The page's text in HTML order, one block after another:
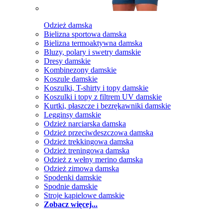
Odzież damska
Bielizna sportowa damska
Bielizna termoaktywna damska
Bluzy, polary i swetry damskie
Dresy damskie
Kombinezony damskie
Koszule damskie
Koszulki, T-shirty i topy damskie
Koszulki i topy z filtrem UV damskie
Kurtki, płaszcze i bezrękawniki damskie
Legginsy damskie
Odzież narciarska damska
Odzież przeciwdeszczowa damska
Odzież trekkingowa damska
Odzież treningowa damska
Odzież z wełny merino damska
Odzież zimowa damska
Spodenki damskie
Spodnie damskie
Stroje kąpielowe damskie
Zobacz więcej...